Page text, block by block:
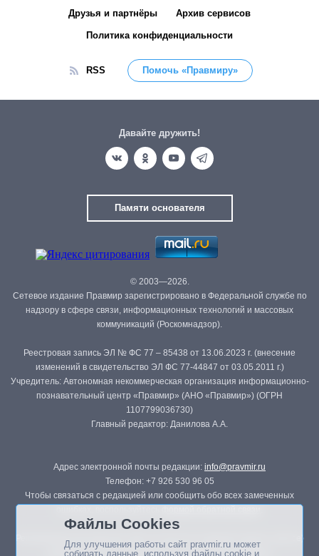
Друзья и партнёры Архив сервисов
Политика конфиденциальности
RSS Помочь «Правмиру»
Давайте дружить!
Памяти основателя
© 2003—2026.
Сетевое издание Правмир зарегистрировано в Федеральной службе по
надзору в сфере связи, информационных технологий и массовых
коммуникаций (Роскомнадзор).
Реестровая запись ЭЛ № ФС 77 – 85438 от 13.06.2023 г. (внесение
изменений в свидетельство ЭЛ ФС 77-44847 от 03.05.2011 г.)
Учредитель: Автономная некоммерческая организация информационно-
познавательный центр «Правмир» (АНО «Правмир») (ОГРН
1107799036730)
Главный редактор: Данилова А.А.
Адрес электронной почты редакции: info@pravmir.ru
Телефон: +7 926 530 96 05
Чтобы связаться с редакцией или сообщить обо всех замеченных
Републикация материалов сайта в печатных изданиях (книгах, прессе)
возможна только с письменного разрешения редакции.
Файлы Cookies
Для улучшения работы сайт pravmir.ru может
собирать данные, используя файлы cookie и